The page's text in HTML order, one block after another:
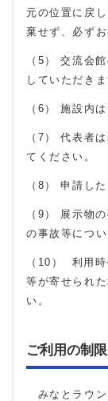
元の位置に戻
棄せず、必ず
（5） 交流会
していただきま
（6） 施設内
（7） 代表者
てください。
（8） 申請し
（9） 展示物
の事故等につ
（10） 利用
等が寄せられ
い。
ご利用の制
みなとラウン